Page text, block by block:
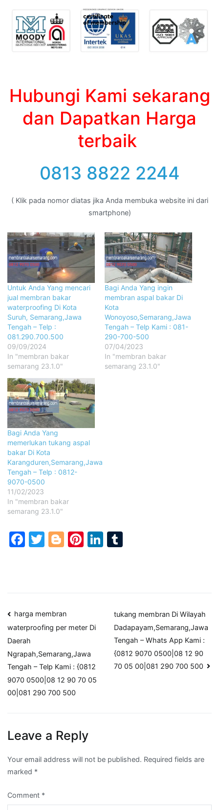
Hubungi Kami sekarang
dan Dapatkan Harga
terbaik
0813 8822 2244
( Klik pada nomor diatas jika Anda membuka website ini dari
smartphone)
Untuk Anda Yang mencari
jual membran bakar
waterproofing Di Kota
Suruh, Semarang,Jawa
Tengah – Telp :
081.290.700.500
09/09/2024
In "membran bakar
semarang 23.1.0"
Bagi Anda Yang ingin
membran aspal bakar Di
Kota
Wonoyoso,Semarang,Jawa
Tengah – Telp Kami : 081-
290-700-500
07/04/2023
In "membran bakar
semarang 23.1.0"
Bagi Anda Yang
memerlukan tukang aspal
bakar Di Kota
Karangduren,Semarang,Jawa
Tengah – Telp : 0812-
9070-0500
11/02/2023
In "membran bakar
semarang 23.1.0"
Facebook
Twitter
Blogger
Pinterest
LinkedIn
Post
navigation
harga membran
waterproofing per meter Di
Daerah
Ngrapah,Semarang,Jawa
Tengah – Telp Kami : {0812
9070 0500|08 12 90 70 05
00|081 290 700 500
tukang membran Di Wilayah
Dadapayam,Semarang,Jawa
Tengah – Whats App Kami :
{0812 9070 0500|08 12 90
70 05 00|081 290 700 500
Leave a Reply
Your email address will not be published. Required fields are
marked *
Comment *